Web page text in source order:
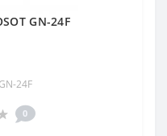
GN-24F
24F
0